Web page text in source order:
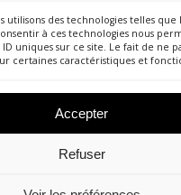
des technologies telles
à ces technologies nous
uniques sur ce site. Le fait de ne
certaines caractéristiques et
Accepter
Refuser